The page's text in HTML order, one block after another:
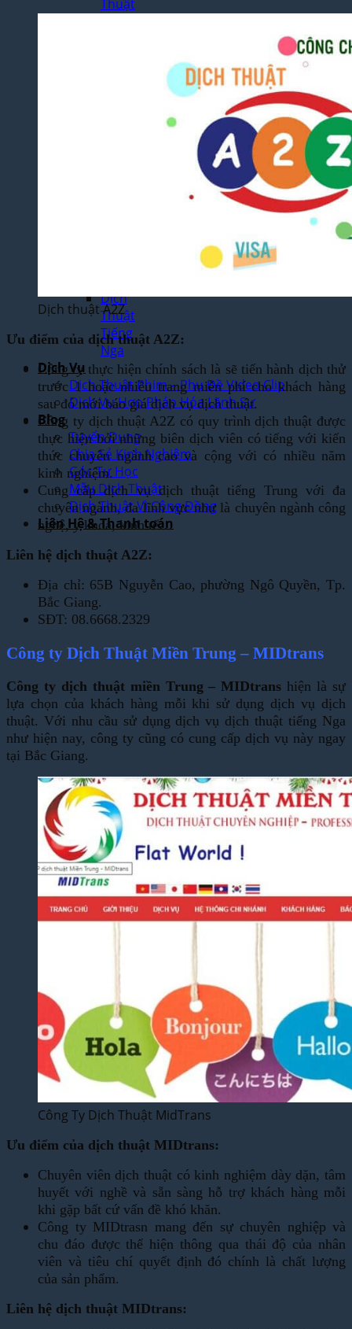
Thuật
Dịch
Thuật
Tiếng
Nga
Dịch Vụ
Dịch Thuật Phim – Phụ Đề Video Clip
Dịch Vụ Hợp Pháp Hóa Lãnh Sự
Blog
Tuyển Dụng
Chia Sẻ Kinh Nghiệm
Góc Tự Học
Mẫu Dịch Thuật
Dịch Thuật Vì Cộng Đồng
Liên Hệ & Thanh toán
Dịch thuật A2Z
Ưu điểm của dịch thuật A2Z:
Công ty thực hiện chính sách là sẽ tiến hành dịch thử
trước 1 hoặc nhiều trang miễn phí cho khách hàng
sau đó mới báo giá dịch vụ dịch thuật.
Công ty dịch thuật A2Z có quy trình dịch thuật được
thực hiện bởi những biên dịch viên có tiếng với kiến
thức chuyên ngành cao và cộng với có nhiều năm
kinh nghiệm.
Cung cấp dịch vụ dịch thuật tiếng Trung với đa
chuyên ngành, đa lĩnh vực như là chuyên ngành công
nghệ, y khoa, kinh tế…
Liên hệ dịch thuật A2Z:
Địa chỉ: 65B Nguyễn Cao, phường Ngô Quyền, Tp.
Bắc Giang.
SĐT: 08.6668.2329
Công ty Dịch Thuật Miền Trung – MIDtrans
Công ty dịch thuật miền Trung – MIDtrans hiện là sự
lựa chọn của khách hàng mỗi khi sử dụng dịch vụ dịch
thuật. Với nhu cầu sử dụng dịch vụ dịch thuật tiếng Nga
như hiện nay, công ty cũng có cung cấp dịch vụ này ngay
tại Bắc Giang.
Công Ty Dịch Thuật MidTrans
Ưu điểm của dịch thuật MIDtrans:
Chuyên viên dịch thuật có kinh nghiệm dày dặn, tâm
huyết với nghề và sẵn sàng hỗ trợ khách hàng mỗi
khi gặp bất cứ vấn đề khó khăn.
Công ty MIDtrasn mang đến sự chuyên nghiệp và
chu đáo được thể hiện thông qua thái độ của nhân
viên và tiêu chí quyết định đó chính là chất lượng
của sản phẩm.
Liên hệ dịch thuật MIDtrans: